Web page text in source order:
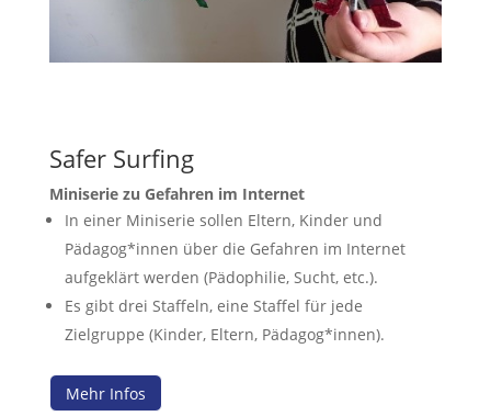
Safer Surfing
Miniserie zu Gefahren im Internet
In einer Miniserie sollen Eltern, Kinder und
Pädagog*innen über die Gefahren im Internet
aufgeklärt werden (Pädophilie, Sucht, etc.).
Es gibt drei Staffeln, eine Staffel für jede
Zielgruppe (Kinder, Eltern, Pädagog*innen).
Mehr Infos